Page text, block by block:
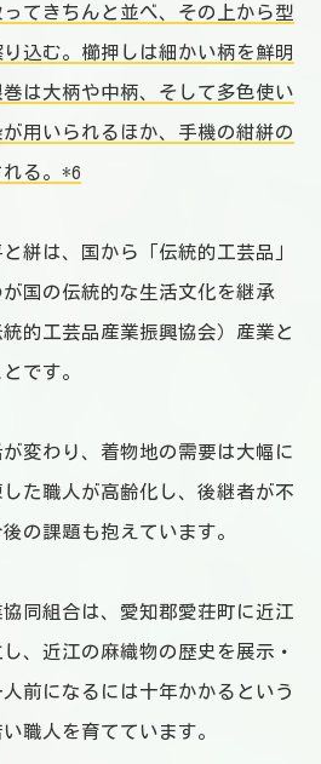
てきちんと並べ、その上から型
込む。櫛押しは細かい柄を鮮明
は大柄や中柄、そして多色使い
用いられるほか、手機の紺絣の
る。 *6
絣は、国から「伝統的工芸品」
国の伝統的な生活文化を継承
的工芸品産業振興協会）産業と
です。
変わり、着物地の需要は大幅に
た職人が高齢化し、後継者が不
の課題も抱えています。
同組合は、愛知郡愛荘町に近江
、近江の麻織物の歴史を展示・
前になるには十年かかるという
い職人を育てています。